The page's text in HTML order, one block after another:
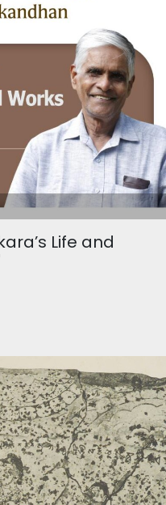
Life and